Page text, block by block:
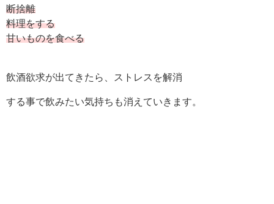
断捨離
料理をする
甘いものを食べる
飲酒欲求が出てきたら、ストレスを解消
する事で飲みたい気持ちも消えていきます。